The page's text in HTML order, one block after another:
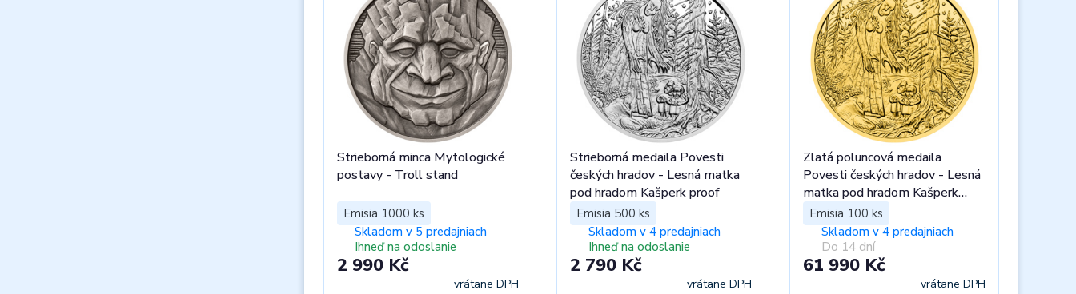
Strieborná minca Mytologické
postavy - Troll stand
Emisia 1000 ks
Skladom v 5 predajniach
Ihneď na odoslanie
2 990 Kč
vrátane DPH
Strieborná medaila Povesti
českých hradov - Lesná matka
pod hradom Kašperk proof
Emisia 500 ks
Skladom v 4 predajniach
Ihneď na odoslanie
2 790 Kč
vrátane DPH
Zlatá poluncová medaila
Povesti českých hradov - Lesná
matka pod hradom Kašperk
proof
Emisia 100 ks
Skladom v 4 predajniach
Do 14 dní
61 990 Kč
vrátane DPH